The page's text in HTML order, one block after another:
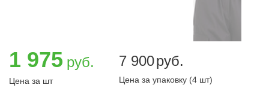
1 975 руб.
Цена за шт
7 900руб.
Цена за упаковку (4 шт)